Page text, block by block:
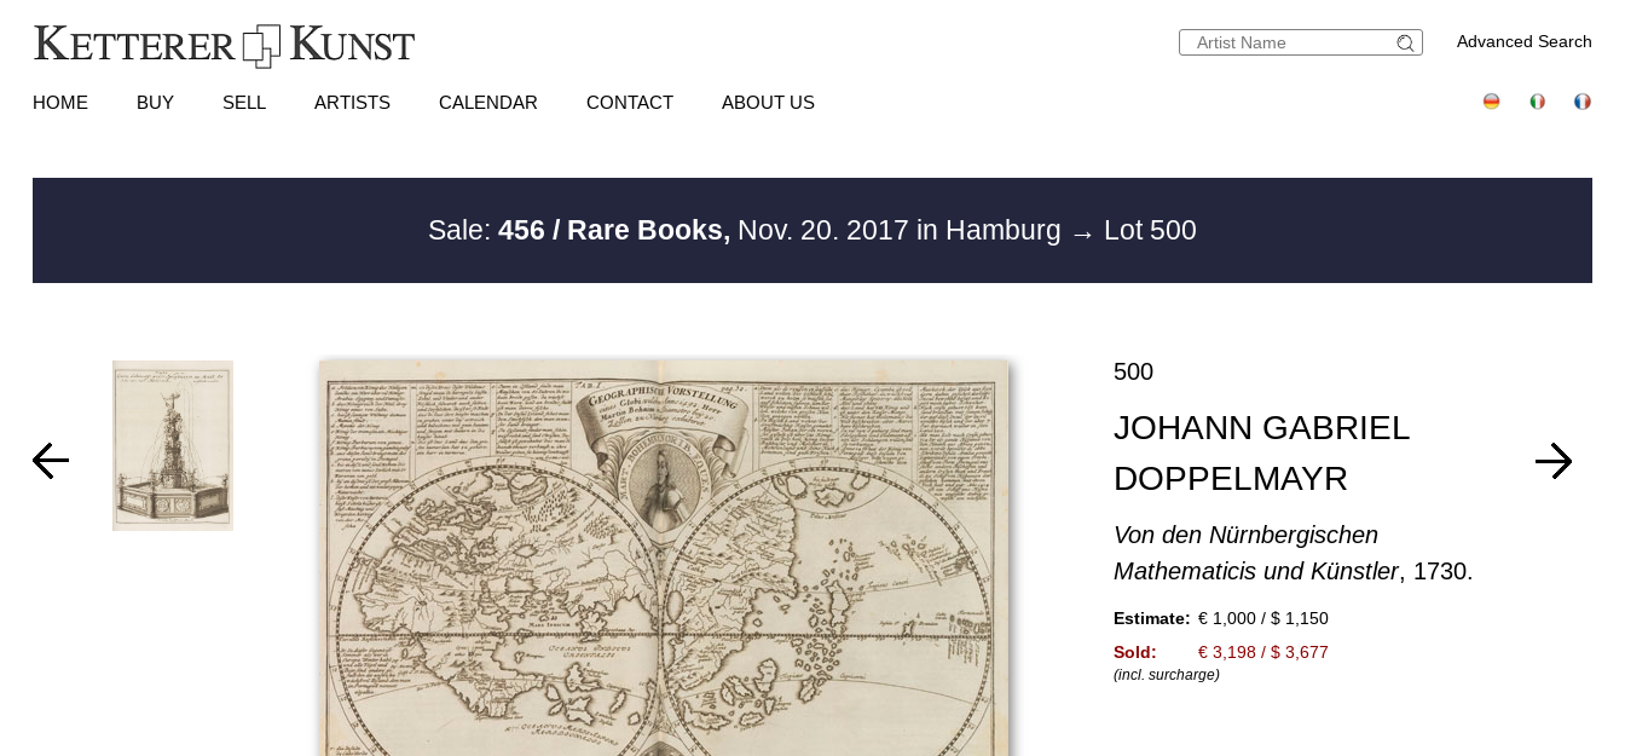
Advanced Search
HOME BUY SELL ARTISTS CALENDAR CONTACT ABOUT US
Sale: 456 / Rare Books, Nov. 20. 2017 in Hamburg → Lot 500
500
JOHANN GABRIEL
DOPPELMAYR
Von den Nürnbergischen
Mathematicis und Künstler, 1730.
Estimate: € 1,000 / $ 1,150
Sold:
€ 3,198 / $ 3,677
(incl. surcharge)